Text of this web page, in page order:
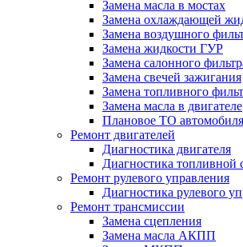
Замена масла в мостах
Замена охлаждающей
Замена воздушного
Замена жидкости ГУР
Замена салонного
Замена свечей зажигания
Замена топливного
Замена масла в двигателе
Плановое ТО автомобиля
Ремонт двигателей
Диагностика двигателя
Диагностика топливной
Ремонт рулевого управления
Диагностика рулевого
Ремонт трансмиссии
Замена сцепления
Замена масла АКПП